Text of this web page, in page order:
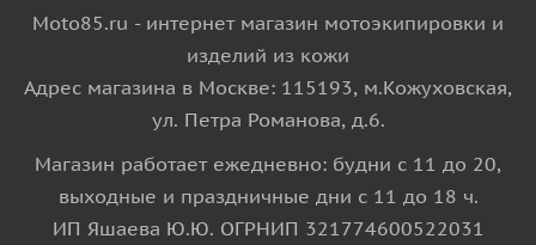
Moto85.ru - интернет магазин мотоэкипировки и
изделий из кожи
Адрес магазина в Москве: 115193, м.Кожуховская,
ул. Петра Романова, д.6.
Магазин работает ежедневно: будни с 11 до 20,
выходные и праздничные дни с 11 до 18 ч.
ИП Яшаева Ю.Ю. ОГРНИП 321774600522031